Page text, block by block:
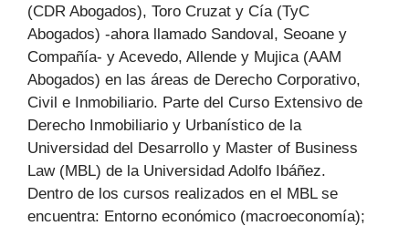
(CDR Abogados), Toro Cruzat y Cía (TyC
Abogados) -ahora llamado Sandoval, Seoane y
Compañía- y Acevedo, Allende y Mujica (AAM
Abogados) en las áreas de Derecho Corporativo,
Civil e Inmobiliario. Parte del Curso Extensivo de
Derecho Inmobiliario y Urbanístico de la
Universidad del Desarrollo y Master of Business
Law (MBL) de la Universidad Adolfo Ibáñez.
Dentro de los cursos realizados en el MBL se
encuentra: Entorno económico (macroeconomía);